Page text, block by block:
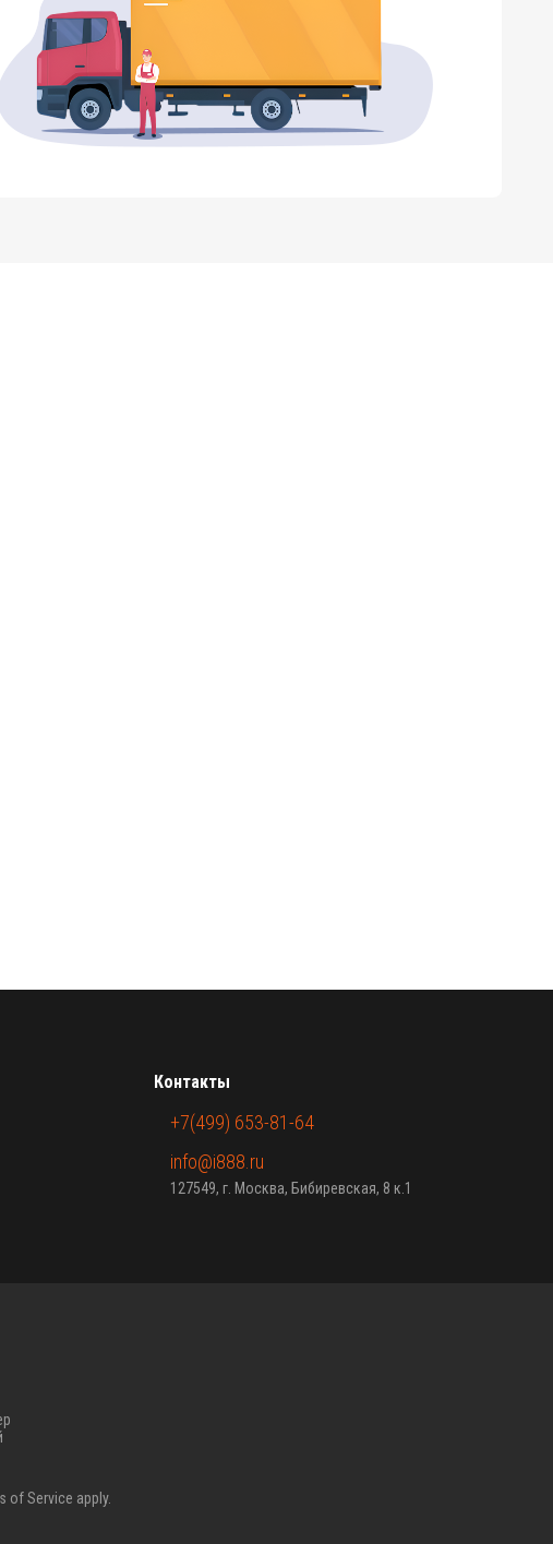
Контакты
+7(499) 653-81-64
info@i888.ru
127549, г. Москва, Бибиревская, 8 к.1
of Service apply.